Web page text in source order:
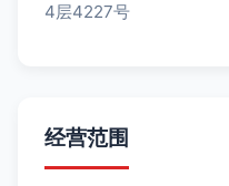
4层4227号
经营范围